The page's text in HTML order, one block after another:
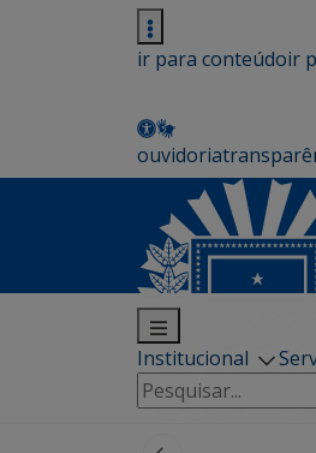
ir para conteúdoir
ouvidoria
Institucional
Pesquisar
por: